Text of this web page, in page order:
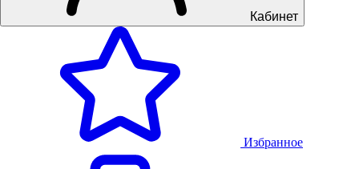
Кабинет
Избранное